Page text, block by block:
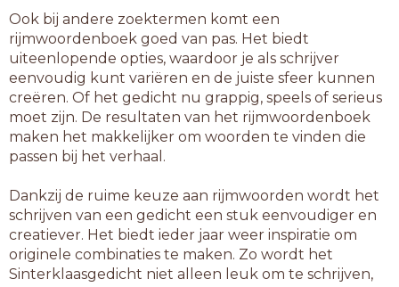
herzie
jersey
jockey
medley
memory
miszie
nobody
ontzie
pantry
plenty
shabby
sherry
shimmy
Ook bij andere zoektermen komt een
rijmwoordenboek goed van pas. Het biedt
uiteenlopende opties, waardoor je als schrijver
eenvoudig kunt variëren en de juiste sfeer kunnen
creëren. Of het gedicht nu grappig, speels of serieus
moet zijn. De resultaten van het rijmwoordenboek
maken het makkelijker om woorden te vinden die
passen bij het verhaal.
Dankzij de ruime keuze aan rijmwoorden wordt het
schrijven van een gedicht een stuk eenvoudiger en
creatiever. Het biedt ieder jaar weer inspiratie om
originele combinaties te maken. Zo wordt het
Sinterklaasgedicht niet alleen leuk om te schrijven,